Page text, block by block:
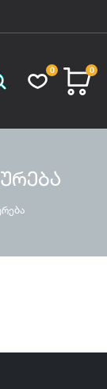
0 0